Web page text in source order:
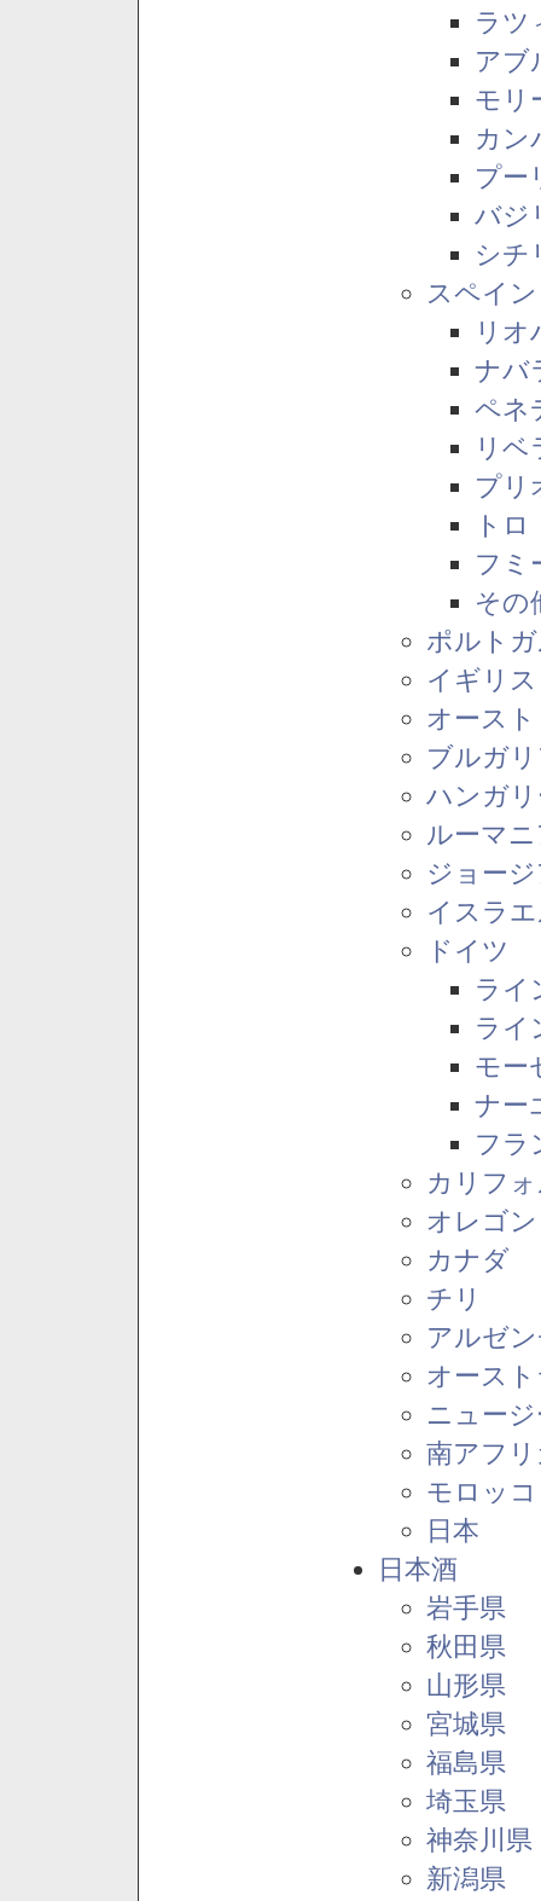
ラツ
アブ
モリ
カン
プー
バジ
シチ
スペイン
リオ
ナバ
ペネ
リベ
プリ
トロ
フミ
その
ポルト
イギリス
オース
ブルガ
ハンガ
ルーマ
ジョー
イスラ
ドイツ
ライ
ライ
モー
ナー
フラ
カリフ
オレゴ
カナダ
チリ
アルゼ
オース
ニュー
南アフ
モロッコ
日本
日本酒
岩手県
秋田県
山形県
宮城県
福島県
埼玉県
神奈川県
新潟県